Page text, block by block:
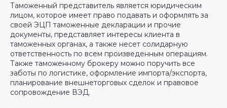
Таможенный представитель является юридическим
лицом, которое имеет право подавать и оформлять за
своей ЭЦП таможенные декларации и прочие
документы, представляет интересы клиента в
таможенных органах, а также несет солидарную
ответственность по всем произведенным операциям.
Также таможенному брокеру можно поручить все
заботы по логистике, оформление импорта/экспорта,
планирование внешнеторговых сделок и правовое
сопровождение ВЭД.